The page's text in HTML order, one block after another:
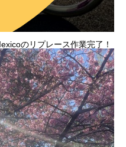
いですね
のリプレース作業完了！